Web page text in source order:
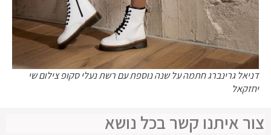
דניאל גרינברג חתמה על שנה נוספת עם רשת נעלי סקופ צילום שי
יחזקאל
צור איתנו קשר בכל נושא